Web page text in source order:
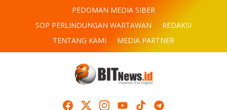
PEDOMAN MEDIA SIBER
SOP PERLINDUNGAN WARTAWAN
REDAKSI
TENTANG KAMI
MEDIA PARTNER